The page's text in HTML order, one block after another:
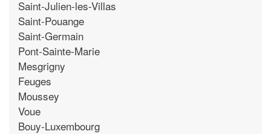
Saint-Julien-les-Villas
Saint-Pouange
Saint-Germain
Pont-Sainte-Marie
Mesgrigny
Feuges
Moussey
Voue
Bouy-Luxembourg